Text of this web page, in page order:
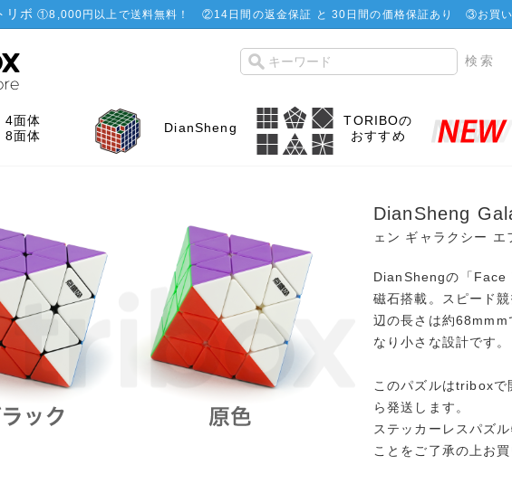
リボ ①8,000円以上で送料無料！ ②14日間の返金保証 と 30日間の価格保証あり ③お買い
4面体
8面体
DianSheng
TORIBOの
おすすめ
DianSheng
ェン ギャラクシー
DianShengの「Face
磁石搭載。スピード
辺の長さは約
なり小さな設計です。
このパズルはtriboxで
ら発送します。
ステッカーレスパズ
ことをご了承の上お